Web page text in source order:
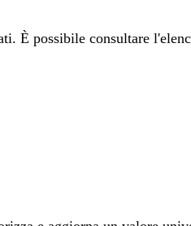
È possibile consultare